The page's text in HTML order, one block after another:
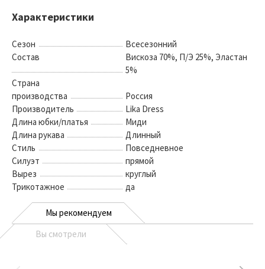
Характеристики
Сезон
Всесезонний
Состав
Вискоза 70%, П/Э 25%, Эластан
5%
Страна
производства
Россия
Производитель
Lika Dress
Длина юбки/платья
Миди
Длина рукава
Длинный
Стиль
Повседневное
Силуэт
прямой
Вырез
круглый
Трикотажное
да
Мы рекомендуем
Вы смотрели